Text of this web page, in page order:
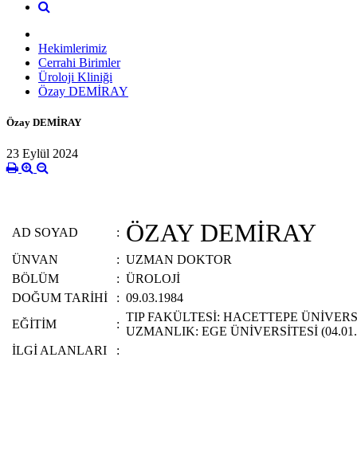
Hekimlerimiz
Cerrahi Birimler
Üroloji Kliniği
Özay DEMİRAY
Özay DEMİRAY
23 Eylül 2024
AD SOYAD : ÖZAY DEMİRAY
ÜNVAN : UZMAN DOKTOR
BÖLÜM
: ÜROLOJİ
DOĞUM TARİHİ
: 09.03.1984
EĞİTİM
:
TIP FAKÜLTESİ: HACETTEPE
UZMANLIK: EGE ÜNİVERSİTESİ
İLGİ ALANLARI
: